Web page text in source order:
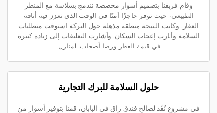
وقام فريقنا بتصميم أسوار مخصصة تندمج بسلاسة مع المنظر
الطبيعي، حيث توفر حاجزًا آمنًا في الوقت الذي تعزز فيه أناقة
العقار. وكانت النتيجة منطقة مذهلة حول البركة استوفت متطلبات
السلامة وأثارت إعجاب السكان. وأشارت التعليقات إلى زيادة كبيرة
في قيمة العقار ورضا أصحاب المنازل.
حلول السلامة للبرك التجارية
في مشروع نُفّذ لصالح فندق راقٍ في اليابان، قمنا بتوفير أسوار من